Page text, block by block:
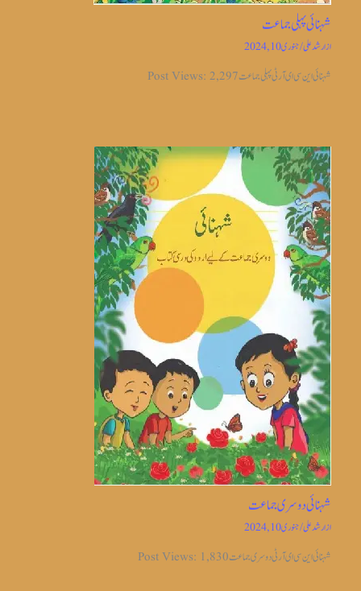
شہنائی پہلی جماعت
ازارشد علی/جنوری 10, 2024
شہنائی این سی ای آر ٹی پہلی جماعت Post Views: 2,297
شہنائی دوسری جماعت
ازارشد علی/جنوری 10, 2024
شہنائی این سی ای آر ٹی دوسری جماعت Post Views: 1,830